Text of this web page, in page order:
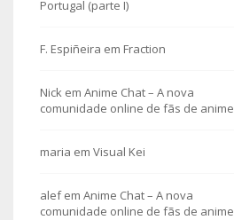
Portugal (parte I)
F. Espiñeira em Fraction
Nick em Anime Chat – A nova
comunidade online de fãs de anime
maria em Visual Kei
alefem Anime Chat – A nova
comunidade online de fãs de anime